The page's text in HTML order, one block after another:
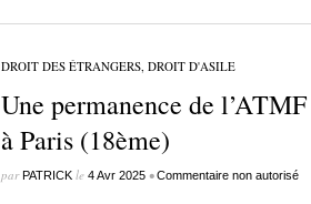
DROIT DES ÉTRANGERS, DROIT D'ASILE
Une permanence de l’ATMF
à Paris (18ème)
parPATRICKle 4 Avr 2025 •Commentaire non autorisé